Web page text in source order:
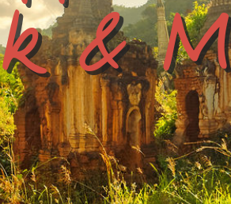
&